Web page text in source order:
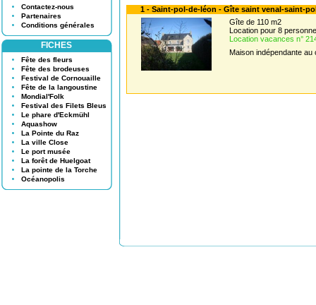
Contactez-nous
Partenaires
Conditions générales
FICHES
Fête des fleurs
Fête des brodeuses
Festival de Cornouaille
Fête de la langoustine
Mondial'Folk
Festival des Filets Bleus
Le phare d'Eckmühl
Aquashow
La Pointe du Raz
La ville Close
Le port musée
La forêt de Huelgoat
La pointe de la Torche
Océanopolis
1 - Saint-pol-de-léon - Gîte saint venal-saint-
Gîte de 110 m2
Location pour 8
Location vacances n°
Maison indépendante